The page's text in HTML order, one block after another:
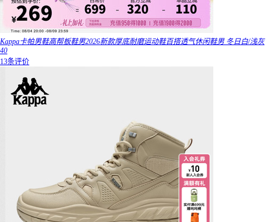
Kappa卡帕男鞋高帮板鞋男2026新款厚底耐磨运动鞋百搭透气休闲鞋男 冬日白/浅灰
40
13条评价